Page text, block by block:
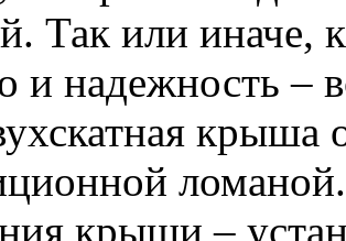
Так или иначе,
и надежность –
крыша
крыши –